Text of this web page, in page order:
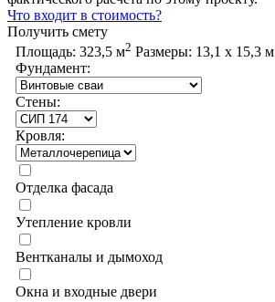
Что входит в стоимость?
Получить смету
Площадь: 323,5 м2 Размеры: 13,1 х 15,3 м
Фундамент:
Стены:
Кровля:
Отделка фасада
Утепление кровли
Вентканалы и дымоход
Окна и входные двери